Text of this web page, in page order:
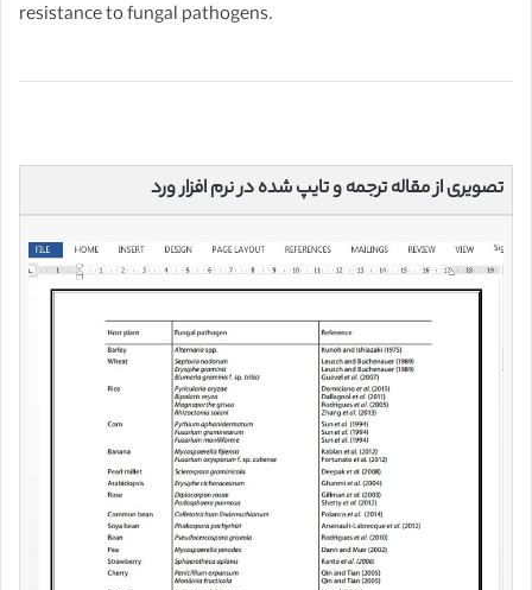
resistance to fungal pathogens.
تصویری از مقاله ترجمه و تایپ شده در نرم افزار ورد